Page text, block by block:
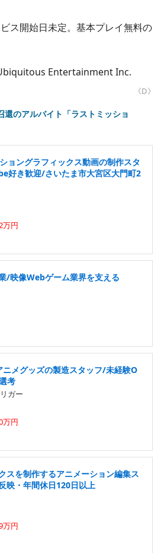
ビス開始日未定。基本プレイ無料の
Entertainment Inc.
《D》
還のアルバイト「ラストミッショ
ョングラフィックス動画の制作スタ
好き歓迎/さいたま市大宮区大門町2
万円
/映像Webゲーム業界を支える
ニメグッズの製造スタッフ/未経験O
考
ガー
万円
スを制作するアニメーション編集ス
映・年間休日120日以上
万円